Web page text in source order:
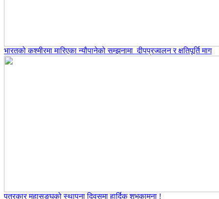
भारतको कश्मीरमा मारिएका न्यौपानेको सम्झनामा दीपप्रज्वलन र क्षतिपूर्ति माग
पत्रकार महासङ्घको स्थापना दिवसमा हार्दिक शुभकामना !